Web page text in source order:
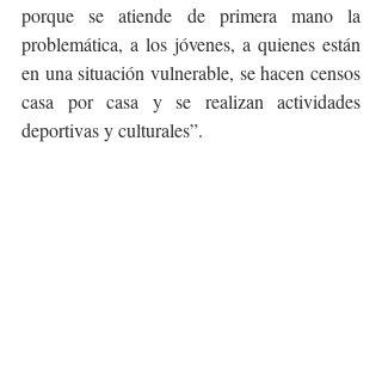
porque se atiende de primera mano la
problemática, a los jóvenes, a quienes están
en una situación vulnerable, se hacen censos
casa por casa y se realizan actividades
deportivas y culturales”.